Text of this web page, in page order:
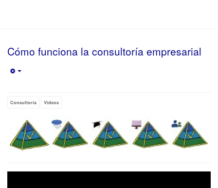
Cómo funciona la consultoría empresarial
Consultoría Videos